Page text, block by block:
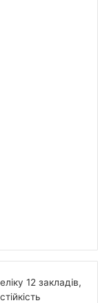
12 закладів,